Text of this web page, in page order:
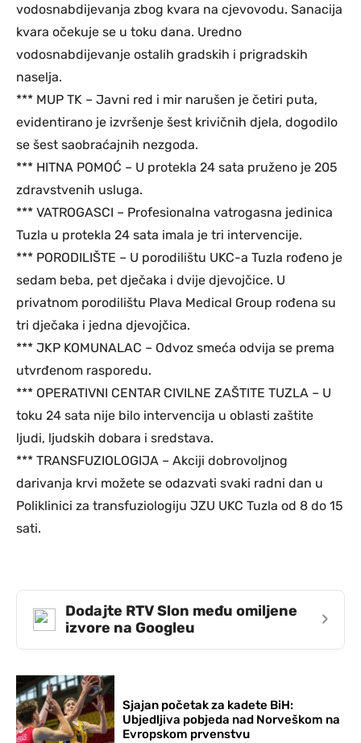
vodosnabdijevanja zbog kvara na cjevovodu. Sanacija
kvara očekuje se u toku dana. Uredno
vodosnabdijevanje ostalih gradskih i prigradskih
naselja.
*** MUP TK – Javni red i mir narušen je četiri puta,
evidentirano je izvršenje šest krivičnih djela, dogodilo
se šest saobraćajnih nezgoda.
*** HITNA POMOĆ – U protekla 24 sata pruženo je 205
zdravstvenih usluga.
*** VATROGASCI – Profesionalna vatrogasna jedinica
Tuzla u protekla 24 sata imala je tri intervencije.
*** PORODILIŠTE – U porodilištu UKC-a Tuzla rođeno je
sedam beba, pet dječaka i dvije djevojčice. U
privatnom porodilištu Plava Medical Group rođena su
tri dječaka i jedna djevojčica.
*** JKP KOMUNALAC – Odvoz smeća odvija se prema
utvrđenom rasporedu.
*** OPERATIVNI CENTAR CIVILNE ZAŠTITE TUZLA – U
toku 24 sata nije bilo intervencija u oblasti zaštite
ljudi, ljudskih dobara i sredstava.
*** TRANSFUZIOLOGIJA – Akciji dobrovoljnog
darivanja krvi možete se odazvati svaki radni dan u
Poliklinici za transfuziologiju JZU UKC Tuzla od 8 do 15
sati.
Dodajte RTV Slon među omiljene
izvore na Googleu
›
Sjajan početak za kadete BiH:
Ubjedljiva pobjeda nad Norveškom na
Evropskom prvenstvu